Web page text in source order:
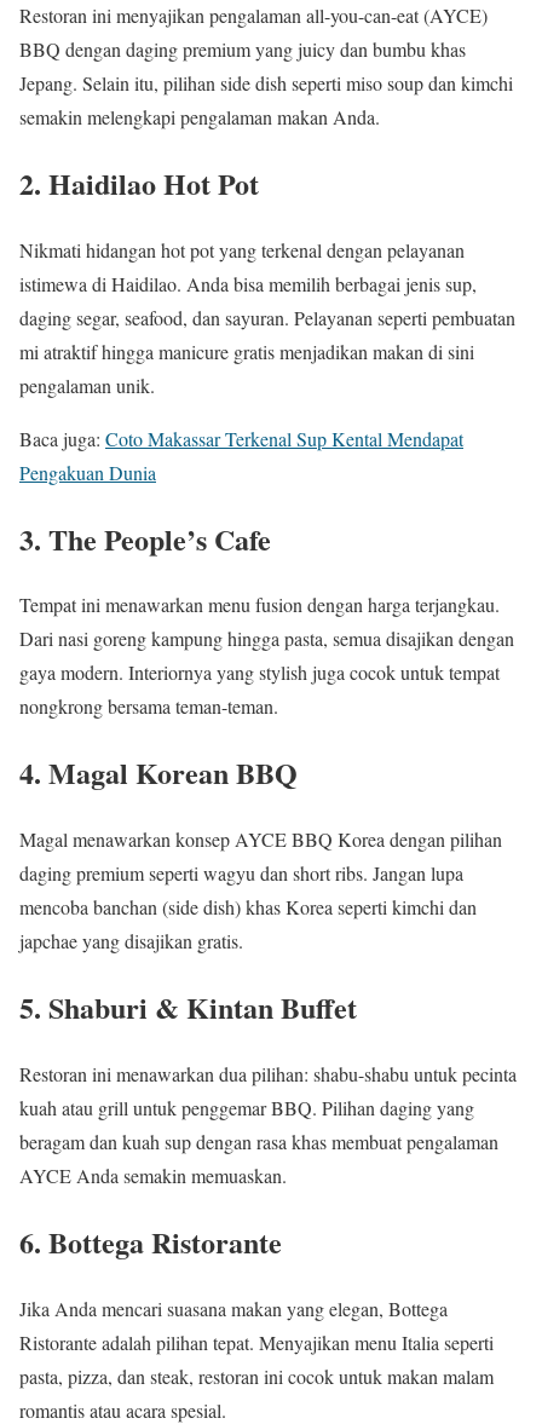
Restoran ini menyajikan pengalaman all-you-can-eat (AYCE)
BBQ dengan daging premium yang juicy dan bumbu khas
Jepang. Selain itu, pilihan side dish seperti miso soup dan kimchi
semakin melengkapi pengalaman makan Anda.
2. Haidilao Hot Pot
Nikmati hidangan hot pot yang terkenal dengan pelayanan
istimewa di Haidilao. Anda bisa memilih berbagai jenis sup,
daging segar, seafood, dan sayuran. Pelayanan seperti pembuatan
mi atraktif hingga manicure gratis menjadikan makan di sini
pengalaman unik.
Baca juga: Coto Makassar Terkenal Sup Kental Mendapat
Pengakuan Dunia
3. The People’s Cafe
Tempat ini menawarkan menu fusion dengan harga terjangkau.
Dari nasi goreng kampung hingga pasta, semua disajikan dengan
gaya modern. Interiornya yang stylish juga cocok untuk tempat
nongkrong bersama teman-teman.
4. Magal Korean BBQ
Magal menawarkan konsep AYCE BBQ Korea dengan pilihan
daging premium seperti wagyu dan short ribs. Jangan lupa
mencoba banchan (side dish) khas Korea seperti kimchi dan
japchae yang disajikan gratis.
5. Shaburi & Kintan Buffet
Restoran ini menawarkan dua pilihan: shabu-shabu untuk pecinta
kuah atau grill untuk penggemar BBQ. Pilihan daging yang
beragam dan kuah sup dengan rasa khas membuat pengalaman
AYCE Anda semakin memuaskan.
6. Bottega Ristorante
Jika Anda mencari suasana makan yang elegan, Bottega
Ristorante adalah pilihan tepat. Menyajikan menu Italia seperti
pasta, pizza, dan steak, restoran ini cocok untuk makan malam
romantis atau acara spesial.